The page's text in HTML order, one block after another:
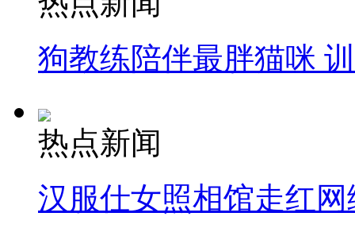
狗教练陪伴最胖猫咪
热点新闻
汉服仕女照相馆走红网